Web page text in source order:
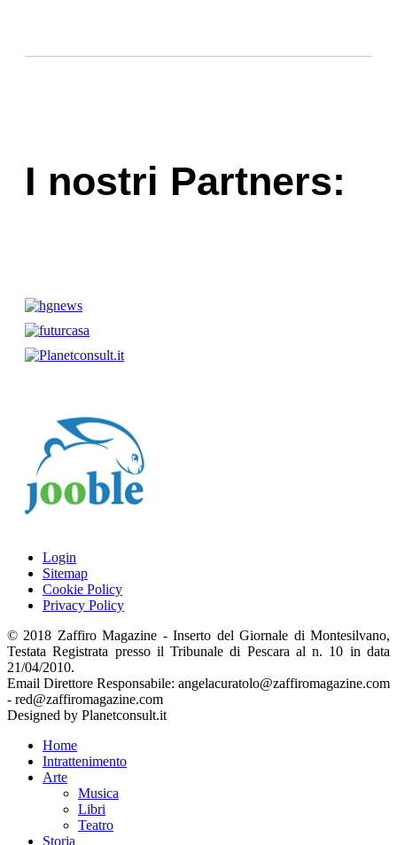
I nostri Partners:
Login
Sitemap
Cookie Policy
Privacy Policy
© 2018 Zaffiro Magazine - Inserto del Giornale di Montesilvano,
Testata Registrata presso il Tribunale di Pescara al n. 10 in data
21/04/2010.
Email Direttore Responsabile: angelacuratolo@zaffiromagazine.com
- red@zaffiromagazine.com
Designed by Planetconsult.it
Home
Intrattenimento
Arte
Musica
Libri
Teatro
Storia